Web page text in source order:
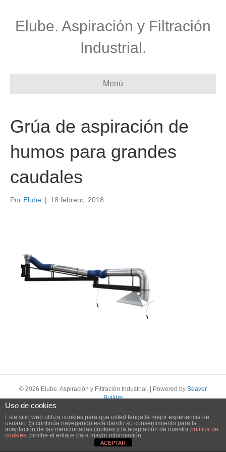
Elube. Aspiración y Filtración
Industrial.
Menú
Grúa de aspiración de
humos para grandes
caudales
Por Elube | 18 febrero, 2018
© 2026 Elube. Aspiración y Filtración Industrial. Powered by Beaver
Builder
Uso de cookies
Este sitio web utiliza cookies para que usted tenga la mejor experiencia de
usuario. Si continúa navegando está dando su consentimiento para la
aceptación de las mencionadas cookies y la aceptación de nuestra política de
cookies, pinche el enlace para mayor información.
ACEPTAR